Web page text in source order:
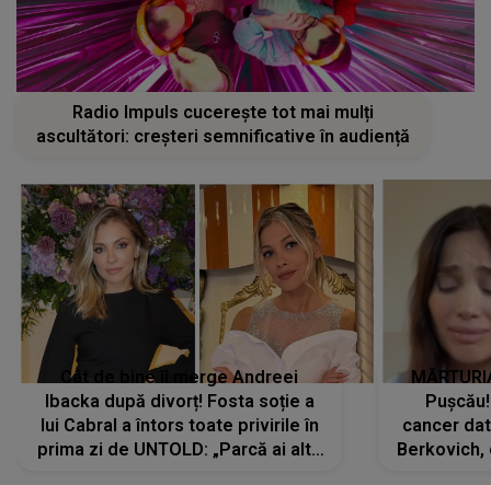
Radio Impuls cucerește tot mai mulți
ascultători: creșteri semnificative în audiență
Cât de bine îi merge Andreei
Ibacka după divorț! Fosta soție a
lui Cabral a întors toate privirile în
prima zi de UNTOLD: „Parcă ai altă
cancer
Berkovich,